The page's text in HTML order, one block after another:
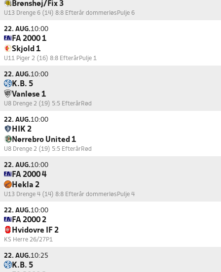
Brønshøj/Fix 3
U13 Drenge 6 (14) 8:8 Efterår dommerløs Pulje 6
22. AUG.10:00
FA 2000 1
Skjold 1
U11 Piger 2 (16) 8:8 EfterårPulje 1
22. AUG.10:00
K.B. 5
Vanløse 1
U8 Drenge 2 (19) 5:5 EfterårRød
22. AUG.10:00
HIK 2
Nørrebro United 1
U8 Drenge 2 (19) 5:5 EfterårRød
22. AUG.10:00
FA 2000 4
Hekla 2
U13 Drenge 4 (14) 8:8 Efterår dommerløs Pulje 4
22. AUG.10:00
FA 2000 2
Hvidovre IF 2
KS Herre 26/27 P1
22. AUG.10:25
K.B. 5